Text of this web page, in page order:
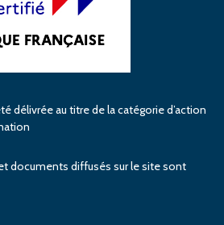
délivrée au titre de la catégorie d’action
documents diffusés sur le site sont